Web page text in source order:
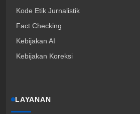
Kode Etik Jurnalistik
Fact Checking
Kebijakan AI
Kebijakan Koreksi
LAYANAN